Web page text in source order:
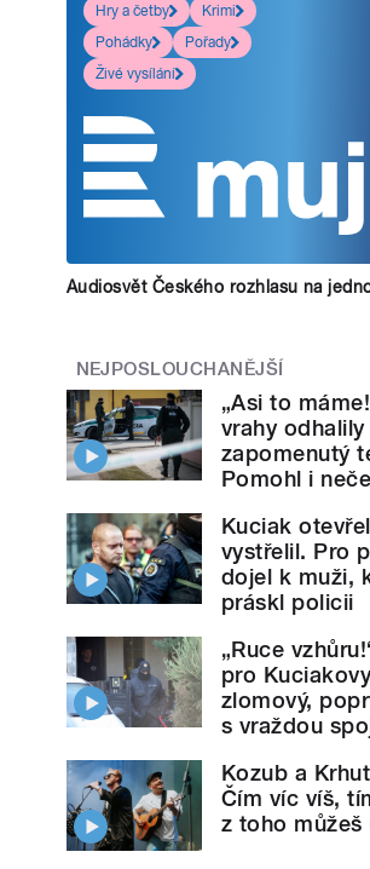
Hry a četby
Krimi
Pohádky
Pořady
Živé vysílání
Audiosvět Českého rozhlasu na
NEJPOSLOUCHANĚJŠÍ
„Asi to
vrahy
zapomenutý
Pomohl i
Kuciak
vystřelil. Pro
dojel k muži,
práskl policii
„Ruce
pro
zlomový,
s vraždou
Kozub a
Čím víc víš,
z toho můžeš